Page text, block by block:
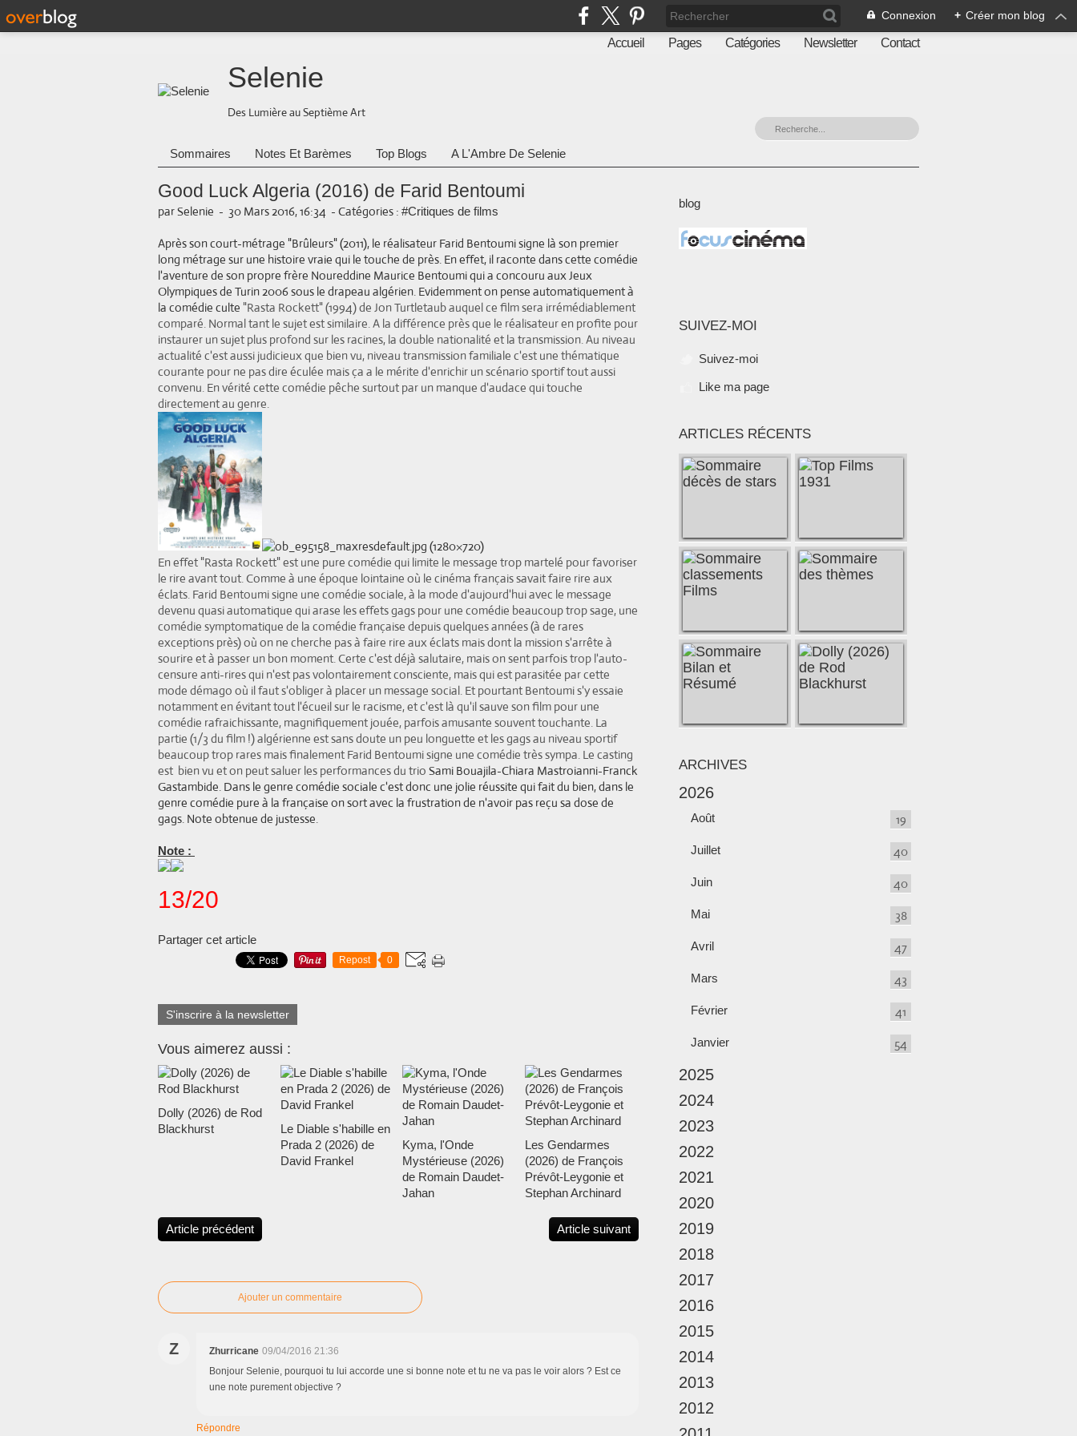
Connexion + Créer mon blog
Accueil Pages Catégories Newsletter Contact
Selenie
Des Lumière au Septième Art
Sommaires Notes Et Barèmes Top Blogs A L'Ambre De Selenie
Good Luck Algeria (2016) de Farid Bentoumi
par Selenie - 30 Mars 2016, 16:34 - Catégories : #Critiques de films
Après son court-métrage "Brûleurs" (2011), le réalisateur Farid Bentoumi signe là son premier
long métrage sur une histoire vraie qui le touche de près. En effet, il raconte dans cette comédie
l'aventure de son propre frère Noureddine Maurice Bentoumi qui a concouru aux Jeux
Olympiques de Turin 2006 sous le drapeau algérien. Evidemment on pense automatiquement à
la comédie culte "Rasta Rockett" (1994) de Jon Turtletaub auquel ce film sera irrémédiablement
comparé. Normal tant le sujet est similaire. A la différence près que le réalisateur en profite pour
instaurer un sujet plus profond sur les racines, la double nationalité et la transmission. Au niveau
actualité c'est aussi judicieux que bien vu, niveau transmission familiale c'est une thématique
courante pour ne pas dire éculée mais ça a le mérite d'enrichir un scénario sportif tout aussi
convenu. En vérité cette comédie pêche surtout par un manque d'audace qui touche
directement au genre.
En effet "Rasta Rockett" est une pure comédie qui limite le message trop martelé pour favoriser
le rire avant tout. Comme à une époque lointaine où le cinéma français savait faire rire aux
éclats. Farid Bentoumi signe une comédie sociale, à la mode d'aujourd'hui avec le message
devenu quasi automatique qui arase les effets gags pour une comédie beaucoup trop sage, une
comédie symptomatique de la comédie française depuis quelques années (à de rares
exceptions près) où on ne cherche pas à faire rire aux éclats mais dont la mission s'arrête à
sourire et à passer un bon moment. Certe c'est déjà salutaire, mais on sent parfois trop l'auto-
censure anti-rires qui n'est pas volontairement consciente, mais qui est parasitée par cette
mode démago où il faut s'obliger à placer un message social. Et pourtant Bentoumi s'y essaie
notamment en évitant tout l'écueil sur le racisme, et c'est là qu'il sauve son film pour une
comédie rafraichissante, magnifiquement jouée, parfois amusante souvent touchante. La
partie (1/3 du film !) algérienne est sans doute un peu longuette et les gags au niveau sportif
beaucoup trop rares mais finalement Farid Bentoumi signe une comédie très sympa. Le casting
est bien vu et on peut saluer les performances du trio Sami Bouajila-Chiara Mastroianni-Franck
Gastambide. Dans le genre comédie sociale c'est donc une jolie réussite qui fait du bien, dans le
genre comédie pure à la française on sort avec la frustration de n'avoir pas reçu sa dose de
gags. Note obtenue de justesse.
Note :
13/20
Partager cet article
Repost 0
S'inscrire à la newsletter
Vous aimerez aussi :
Dolly (2026) de Rod
Blackhurst
Le Diable s'habille en
Prada 2 (2026) de
David Frankel
Kyma, l'Onde
Mystérieuse (2026)
de Romain Daudet-
Jahan
Les Gendarmes
(2026) de François
Prévôt-Leygonie et
Stephan Archinard
Article précédent Article suivant
Ajouter un commentaire
Z Zhurricane 09/04/2016 21:36
Bonjour Selenie, pourquoi tu lui accorde une si bonne note et tu ne va pas le voir alors ? Est ce
une note purement objective ?
Répondre
blog
SUIVEZ-MOI
Suivez-moi
Like ma page
ARTICLES RÉCENTS
ARCHIVES
2026
Août 19
Juillet 40
Juin 40
Mai 38
Avril 47
Mars 43
Février 41
Janvier 54
2025
2024
2023
2022
2021
2020
2019
2018
2017
2016
2015
2014
2013
2012